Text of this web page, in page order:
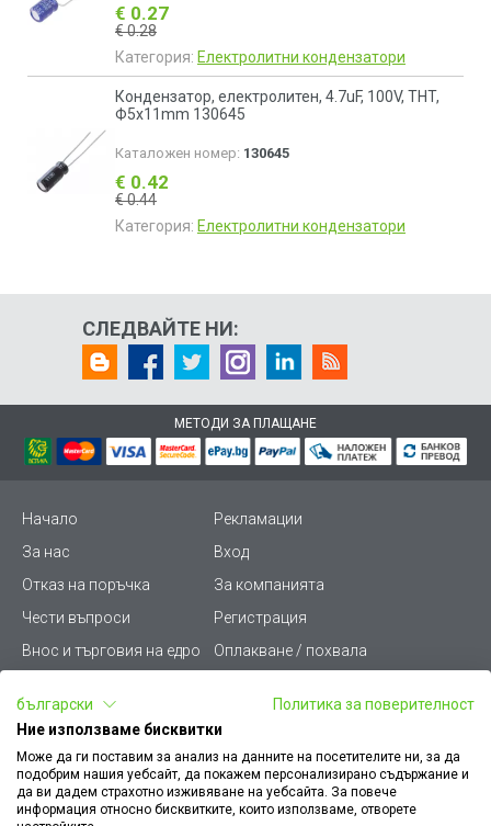
€ 0.27
€ 0.28
Категория: Електролитни кондензатори
Кондензатор, електролитен, 4.7uF, 100V, THT,
Ф5x11mm 130645
Каталожен номер: 130645
€ 0.42
€ 0.44
Категория: Електролитни кондензатори
СЛЕДВАЙТЕ НИ:
МЕТОДИ ЗА ПЛАЩАНЕ
Начало
Рекламации
За нас
Вход
Отказ на поръчка
За компанията
Чести въпроси
Регистрация
Внос и търговия на едро
Оплакване / похвала
Условия за ползване
Стани дистрибутор
Карта на сайта
Кариери
Как да намеря документ
Платформа за AРС
български
Политика за поверителност
Ние използваме бисквитки
Може да ги поставим за анализ на данните на посетителите ни, за да
подобрим нашия уебсайт, да покажем персонализирано съдържание и
да ви дадем страхотно изживяване на уебсайта. За повече
информация относно бисквитките, които използваме, отворете